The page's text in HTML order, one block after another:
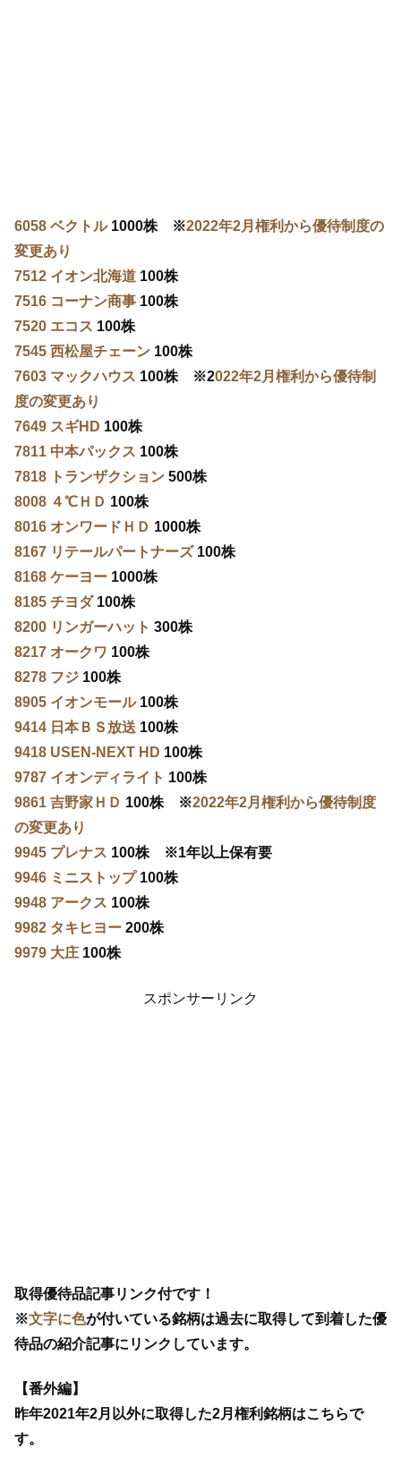
6058 ベクトル1000株 ※2022年2月権利から優待制度の
変更あり
7512 イオン北海道 100株
7516 コーナン商事 100株
7520 エコス 100株
7545 西松屋チェーン 100株
7603 マックハウス 100株 ※2022年2月権利から優待制
度の変更あり
7649 スギHD 100株
7811 中本パックス 100株
7818 トランザクション 500株
8008 ４℃ＨＤ 100株
8016 オンワードＨＤ 1000株
8167 リテールパートナーズ100株
8168 ケーヨー 1000株
8185 チヨダ100株
8200 リンガーハット 300株
8217 オークワ 100株
8278 フジ 100株
8905 イオンモール100株
9414 日本ＢＳ放送 100株
9418 USEN-NEXT HD 100株
9787 イオンディライト 100株
9861 吉野家ＨＤ 100株 ※2022年2月権利から優待制度
の変更あり
9945 プレナス 100株 ※1年以上保有要
9946 ミニストップ100株
9948 アークス 100株
9982 タキヒヨー 200株
9979 大庄 100株
スポンサーリンク
取得優待品記事リンク付です！
※文字に色が付いている銘柄は過去に取得して到着した優
待品の紹介記事にリンクしています。
【番外編】
昨年2021年2月以外に取得した2月権利銘柄はこちらで
す。